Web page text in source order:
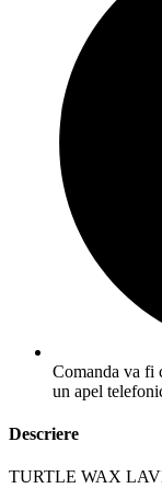
Comanda va fi
un apel
Descriere
TURTLE WAX